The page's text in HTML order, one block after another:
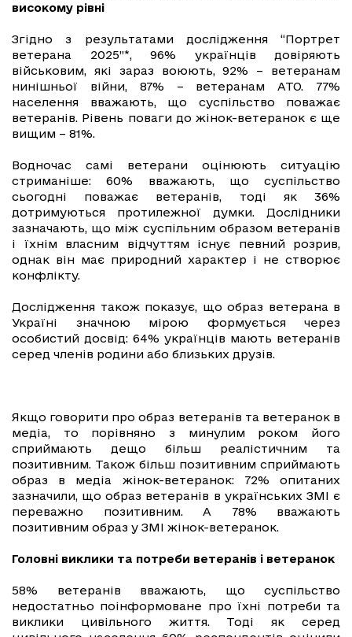
високому рівні
Згідно з результатами дослідження “Портрет
ветерана 2025”*, 96% українців довіряють
військовим, які зараз воюють, 92% – ветеранам
нинішньої війни, 87% – ветеранам АТО. 77%
населення вважають, що суспільство поважає
ветеранів. Рівень поваги до жінок-ветеранок є ще
вищим – 81%.
Водночас самі ветерани оцінюють ситуацію
стриманіше: 60% вважають, що суспільство
сьогодні поважає ветеранів, тоді як 36%
дотримуються протилежної думки. Дослідники
зазначають, що між суспільним образом ветеранів
і їхнім власним відчуттям існує певний розрив,
однак він має природний характер і не створює
конфлікту.
Дослідження також показує, що образ ветерана в
Україні значною мірою формується через
особистий досвід: 64% українців мають ветеранів
серед членів родини або близьких друзів.
Якщо говорити про образ ветеранів та ветеранок в
медіа, то порівняно з минулим роком його
сприймають дещо більш реалістичним та
позитивним. Також більш позитивним сприймають
образ в медіа жінок-ветеранок: 72% опитаних
зазначили, що образ ветеранів в українських ЗМІ є
переважно позитивним. А 78% вважають
позитивним образ у ЗМІ жінок-ветеранок.
Головні виклики та потреби ветеранів і ветеранок
58% ветеранів вважають, що суспільство
недостатньо поінформоване про їхні потреби та
виклики цивільного життя. Тоді як серед